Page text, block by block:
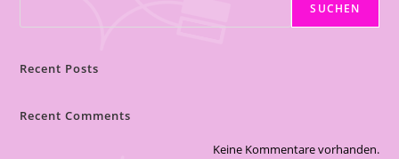
SUCHEN
Recent Posts
Recent Comments
Keine Kommentare vorhanden.